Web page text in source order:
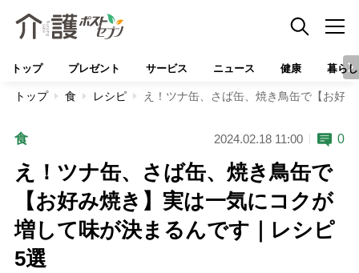
トップ プレゼント サービス ニュース 健康 暮らし
トップ 食 レシピ え！ツナ缶、さば缶、焼き鳥缶で【お好
食 2024.02.18 11:00 0
え！ツナ缶、さば缶、焼き鳥缶で
【お好み焼き】実は一気にコクが
増して味が決まるんです｜レシピ
5選